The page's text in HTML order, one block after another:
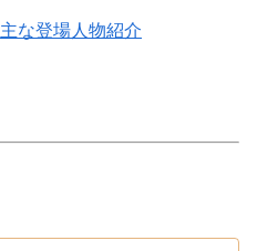
主な登場人物紹介